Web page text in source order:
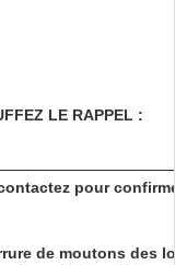
LE RAPPEL :
pour
de moutons des